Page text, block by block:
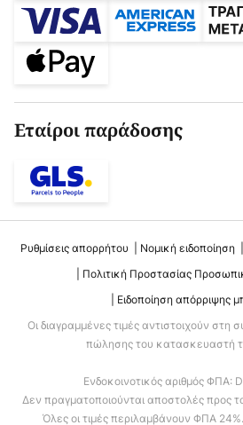
Εταίροι παράδοσης
Ρυθμίσεις απορρήτου Νομική ειδοποίηση
Πολιτική Προστασίας
Ειδοποίηση απόρριψης
Οι διαγραμμένες τιμές αντιστοιχούν στη
πώλησης του κατασκευαστή
Ενδοκοινοτικός αριθμός ΦΠΑ:
Δεν πραγματοποιούνται αποστολές προς
Όλες οι τιμές περιλαμβάνουν ΦΠΑ